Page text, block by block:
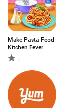
Make Pasta Food
Kitchen Fever
-